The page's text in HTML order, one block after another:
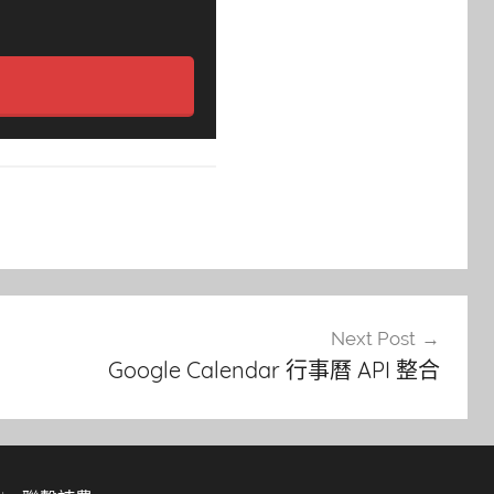
Next Post
Google Calendar 行事曆 API 整合